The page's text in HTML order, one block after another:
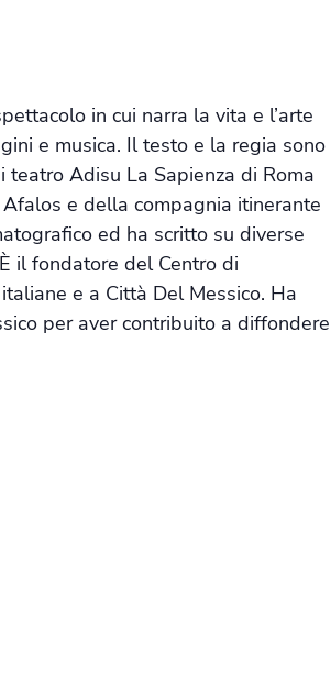
in cui narra la vita e l’arte
e musica. Il testo e la regia sono
Adisu La Sapienza di Roma
e della compagnia itinerante
ed ha scritto su diverse
il fondatore del Centro di
e a Città Del Messico. Ha
per aver contribuito a diffondere